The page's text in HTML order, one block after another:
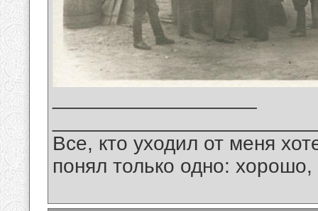
Все, кто уходил от меня
понял только одно: